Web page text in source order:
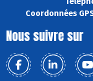
Coordonnées
Nous suivre sur